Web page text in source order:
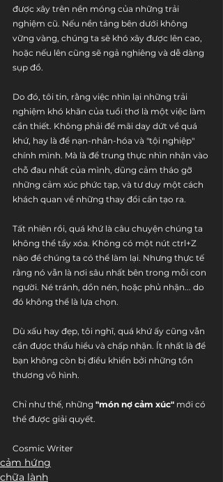
được xây trên nền móng của những trải
nghiệm cũ. Nếu nền tảng bên dưới không
vững vàng, chúng ta sẽ khó xây được lên cao,
hoặc nếu lên cũng sẽ ngả nghiêng và dễ dàng
sụp đổ.
Do đó, tôi tin, rằng việc nhìn lại những trải
nghiệm khó khăn của tuổi thơ là một việc làm
cần thiết. Không phải để mãi day dứt về quá
khứ, hay là để nạn-nhân-hóa và "tội nghiệp"
chính mình. Mà là để trung thực nhìn nhận vào
chỗ đau nhất của mình, dũng cảm tháo gỡ
những cảm xúc phức tạp, và tư duy một cách
khách quan về những thay đổi cần tạo ra.
Tất nhiên rồi, quá khứ là câu chuyện chúng ta
không thể tẩy xóa. Không có một nút ctrl+Z
nào để chúng ta có thể làm lại. Nhưng thực tế
rằng nó vẫn là nơi sâu nhất bên trong mỗi con
người. Né tránh, dồn nén, hoặc phủ nhận... do
đó không thể là lựa chọn.
Dù xấu hay đẹp, tôi nghĩ, quá khứ ấy cũng vẫn
cần được thấu hiểu và chấp nhận. Ít nhất là để
bạn không còn bị điều khiển bởi những tổn
thương vô hình.
Chỉ như thế, những "món nợ cảm xúc" mới có
thể được giải quyết.
Cosmic Writer
cảm hứng
chữa lành